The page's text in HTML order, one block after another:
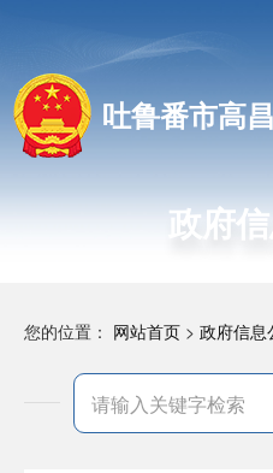
吐鲁番市高
政府
您的位置： 网站首页 > 政府信息